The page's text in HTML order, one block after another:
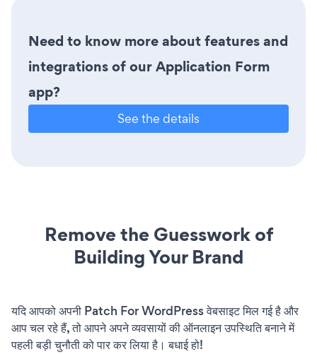
Need to know more about features and
integrations of our Application Form
app?
See the details
Remove the Guesswork of
Building Your Brand
यदि आपको अपनी Patch For WordPress वेबसाइट मिल गई है और
आप चल रहे हैं, तो आपने अपने व्यवसायों की ऑनलाइन उपस्थिति बनाने में
पहली बड़ी चुनौती को पार कर लिया है। बधाई हो!